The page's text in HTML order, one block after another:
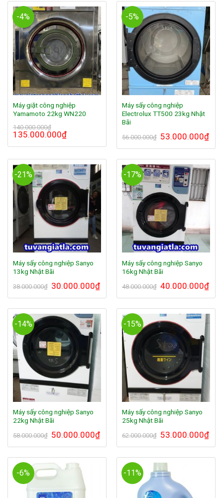
-4%
Máy giặt công nghiệp
Yamamoto 22kg WN220
140.000.000₫
135.000.000₫
-5%
Máy sấy công nghiệp
Electrolux TT500 23kg Nhật
Bãi
56.000.000₫ 53.000.000₫
-21%
Máy sấy công nghiệp Sanyo
13kg Nhật Bãi
38.000.000₫ 30.000.000₫
-17%
Máy sấy công nghiệp Sanyo
16kg Nhật Bãi
48.000.000₫ 40.000.000₫
-14%
Máy sấy công nghiệp Sanyo
22kg Nhật Bãi
58.000.000₫ 50.000.000₫
-15%
Máy sấy công nghiệp Sanyo
25kg Nhật Bãi
62.000.000₫ 53.000.000₫
-6% -11%